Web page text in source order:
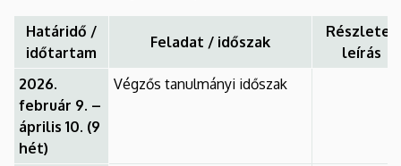
Határidő /
időtartam
Feladat / időszak
Részletes
leírás
2026.
február 9. –
április 10. (9
hét)
Végzős tanulmányi időszak